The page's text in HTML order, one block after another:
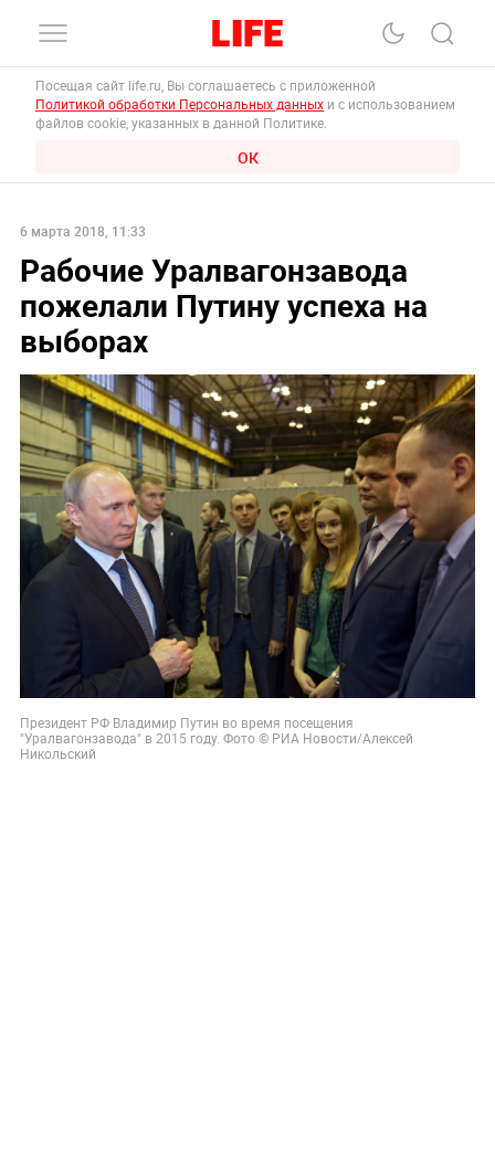
Посещая сайт life.ru, Вы соглашаетесь с приложенной
Политикой обработки Персональных данных и с использованием
файлов cookie, указанных в данной Политике.
ОК
6 марта 2018, 11:33
Рабочие Уралвагонзавода
пожелали Путину успеха на
выборах
Президент РФ Владимир Путин во время посещения
"Уралвагонзавода" в 2015 году. Фото © РИА Новости/Алексей
Никольский